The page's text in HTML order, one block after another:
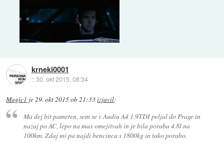
krneki0001
::30. okt 2015, 08:34
Magic1 je29. okt 2015 ob 21:33izjavil:
Ma dej bit pameten, sem se v Audiu A4 1.9TDI peljal do Prage in
nazaj po AC, lepo na max omejitvah in je bila poraba 4.8l na
100km. Zdaj mi pa najdi bencinca s 1800kg in tako porabo.